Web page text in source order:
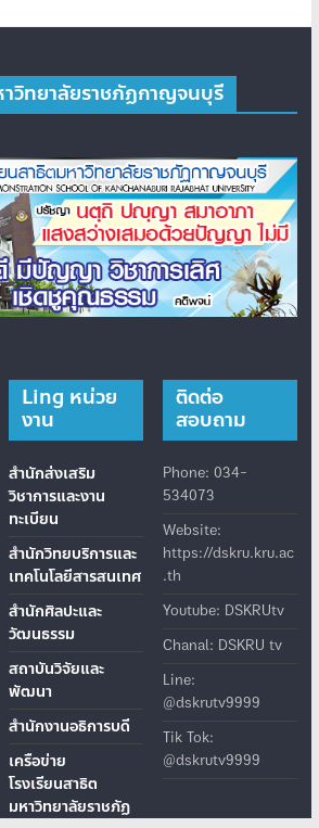
าวิทยาลัยราชภัฏกาญจนบุรี
Ling หน่วย
งาน
สำนักส่งเสริม
วิชาการและงาน
ทะเบียน
สำนักวิทยบริการและ
เทคโนโลยีสารสนเทศ
สำนักศิลปะและ
วัฒนธรรม
สถาบันวิจัยและ
พัฒนา
สำนักงานอธิการบดี
เครือข่าย
โรงเรียนสาธิต
มหาวิทยาลัยราชภัฏ
ติดต่อ
สอบถาม
Phone: 034-
534073
Website:
https://dskru.kru.ac
.th
Youtube: DSKRUtv
Chanal: DSKRU tv
Line:
@dskrutv9999
Tik Tok:
@dskrutv9999